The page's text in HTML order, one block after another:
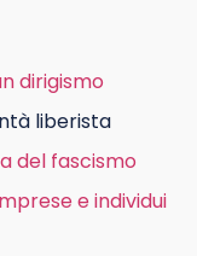
dirigismo
liberista
del fascismo
e individui